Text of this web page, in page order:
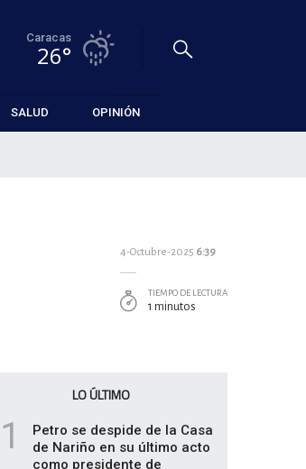
Caracas
26°
SALUD OPINIÓN
4-Octubre-2025 6:39
TIEMPO DE LECTURA
1 minutos
LO ÚLTIMO
1
Petro se despide de la Casa
de Nariño en su último acto
como presidente de